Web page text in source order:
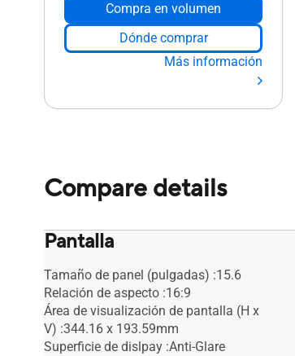
Compra en volumen
Dónde comprar
Más información
Compare details
Pantalla
Tamaño de panel (pulgadas) :15.6
Relación de aspecto :16:9
Área de visualización de pantalla (H x
V) :344.16 x 193.59mm
Superficie de dislpay :Anti-Glare